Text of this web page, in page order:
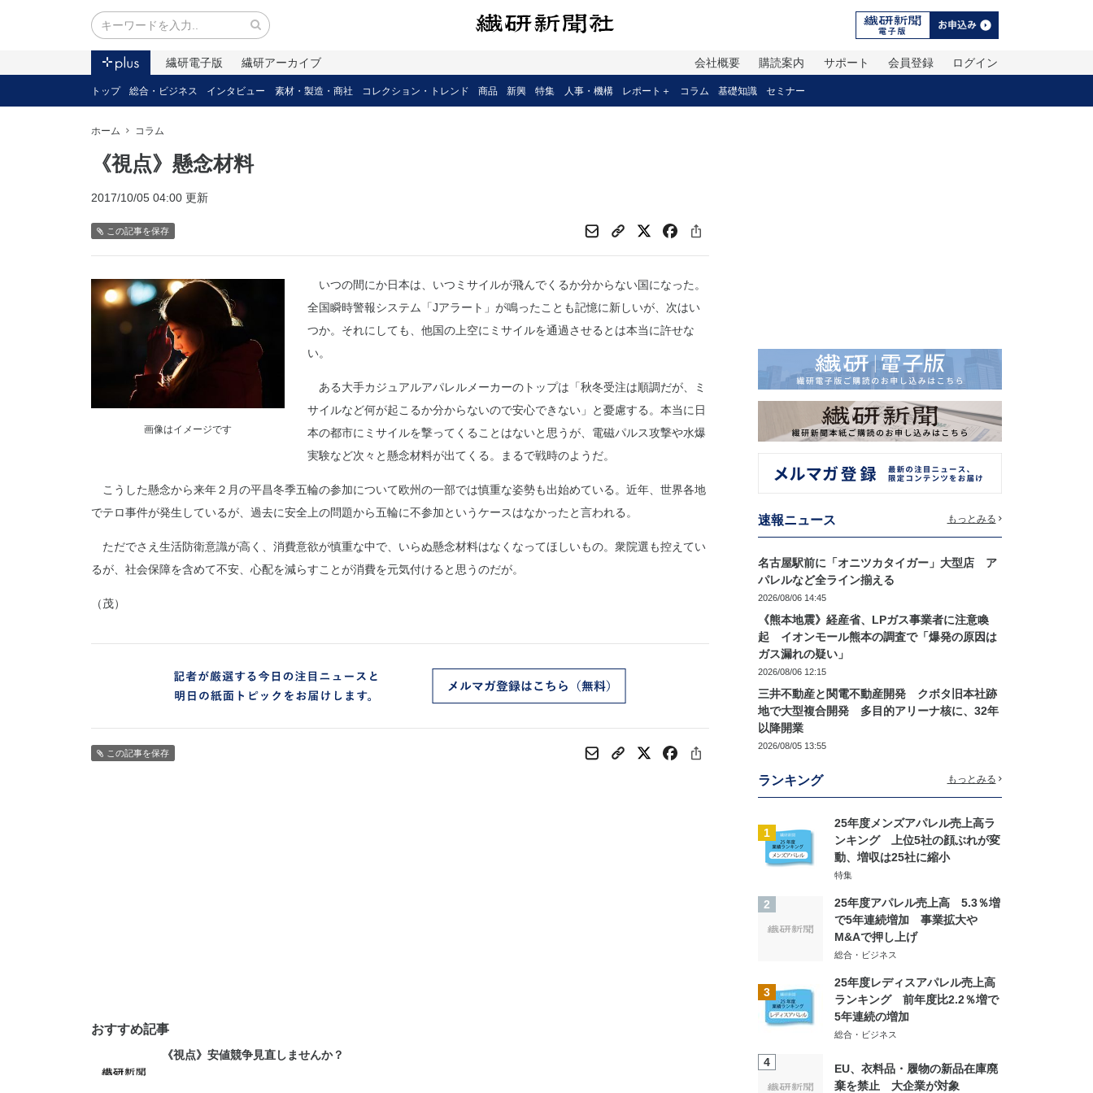
繊研電子版 繊研アーカイブ ログイン
会員登録
サポート
購読案内
会社概要
トップ 総合・ビジネス インタビュー 素材・製造・商社 コレクション・トレンド 商品 新興 特集 人事・機構 レポート＋ コラム 基礎知識 セミナー
ホーム コラム
《視点》懸念材料
2017/10/05 04:00 更新
この記事を保存
画像はイメージです
いつの間にか日本は、いつミサイルが飛んでくるか分からない国になった。
全国瞬時警報システム「Jアラート」が鳴ったことも記憶に新しいが、次はい
つか。それにしても、他国の上空にミサイルを通過させるとは本当に許せな
い。
ある大手カジュアルアパレルメーカーのトップは「秋冬受注は順調だが、ミ
サイルなど何が起こるか分からないので安心できない」と憂慮する。本当に日
本の都市にミサイルを撃ってくることはないと思うが、電磁パルス攻撃や水爆
実験など次々と懸念材料が出てくる。まるで戦時のようだ。
こうした懸念から来年２月の平昌冬季五輪の参加について欧州の一部では慎重な姿勢も出始めている。近年、世界各地
でテロ事件が発生しているが、過去に安全上の問題から五輪に不参加というケースはなかったと言われる。
ただでさえ生活防衛意識が高く、消費意欲が慎重な中で、いらぬ懸念材料はなくなってほしいもの。衆院選も控えてい
るが、社会保障を含めて不安、心配を減らすことが消費を元気付けると思うのだが。
（茂）
この記事を保存
おすすめ記事
《視点》安値競争見直しませんか？
速報ニュース もっとみる
名古屋駅前に「オニツカタイガー」大型店 ア
パレルなど全ライン揃える
2026/08/06 14:45
《熊本地震》経産省、LPガス事業者に注意喚
起 イオンモール熊本の調査で「爆発の原因は
ガス漏れの疑い」
2026/08/06 12:15
三井不動産と関電不動産開発 クボタ旧本社跡
地で大型複合開発 多目的アリーナ核に、32年
以降開業
2026/08/05 13:55
ランキング もっとみる
1
25年度メンズアパレル売上高ラ
ンキング 上位5社の顔ぶれが変
動、増収は25社に縮小
特集
2
25年度アパレル売上高 5.3％増
で5年連続増加 事業拡大や
M&Aで押し上げ
総合・ビジネス
3
25年度レディスアパレル売上高
ランキング 前年度比2.2％増で
5年連続の増加
総合・ビジネス
4
EU、衣料品・履物の新品在庫廃
棄を禁止 大企業が対象